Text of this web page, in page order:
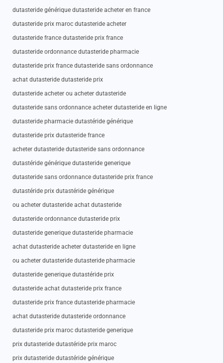
dutasteride générique dutasteride acheter en france
dutasteride prix maroc dutasteride acheter
dutasteride france dutasteride prix france
dutasteride ordonnance dutasteride pharmacie
dutasteride prix france dutasteride sans ordonnance
achat dutasteride dutasteride prix
dutasteride acheter ou acheter dutasteride
dutasteride sans ordonnance acheter dutasteride en ligne
dutasteride pharmacie dutastéride générique
dutasteride prix dutasteride france
acheter dutasteride dutasteride sans ordonnance
dutastéride générique dutasteride generique
dutasteride sans ordonnance dutasteride prix france
dutastéride prix dutastéride générique
ou acheter dutasteride achat dutasteride
dutasteride ordonnance dutasteride prix
dutasteride generique dutasteride pharmacie
achat dutasteride acheter dutasteride en ligne
ou acheter dutasteride dutasteride pharmacie
dutasteride generique dutastéride prix
dutasteride achat dutasteride prix france
dutasteride prix france dutasteride pharmacie
achat dutasteride dutasteride ordonnance
dutasteride prix maroc dutasteride generique
prix dutasteride dutastéride prix maroc
prix dutasteride dutastéride générique